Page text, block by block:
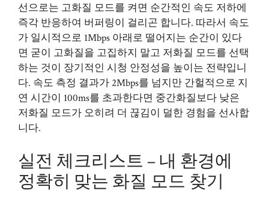
선으로는 고화질 모드를 켜면 순간적인 속도 저하에
즉각 반응하여 버퍼링이 걸리곤 합니다. 따라서 속도
가 일시적으로 1Mbps 아래로 떨어지는 순간이 있다
면 굳이 고화질을 고집하지 말고 저화질 모드를 선택
하는 것이 장기적인 시청 안정성을 높이는 전략입니
다. 속도 측정 결과가 2Mbps를 넘지만 간헐적으로 지
연 시간이 100ms를 초과한다면 중간화질보다 낮은
저화질 모드가 오히려 더 끊김이 덜한 경험을 선사합
니다.
실전 체크리스트 – 내 환경에
정확히 맞는 화질 모드 찾기